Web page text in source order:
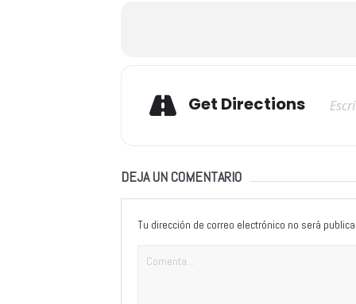
Get Directions
DEJA UN COMENTARIO
Tu dirección de correo electrónico no será